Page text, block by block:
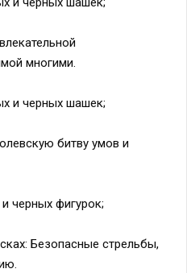
многими.
и черных шашек;
битву умов и
черных фигурок;
Безопасные стрельбы,